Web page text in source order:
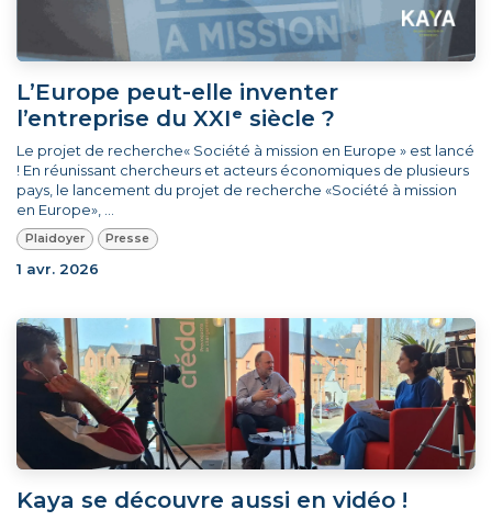
L’Europe peut-elle inventer
l’entreprise du XXIᵉ siècle ?
Le projet de recherche« Société à mission en Europe » est lancé
! En réunissant chercheurs et acteurs économiques de plusieurs
pays, le lancement du projet de recherche «Société à mission
en Europe», ...
Plaidoyer Presse
1 avr. 2026
Kaya se découvre aussi en vidéo !